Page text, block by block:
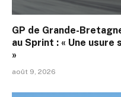
GP de Grande-
au Sprint : « Une
»
août 9, 2026